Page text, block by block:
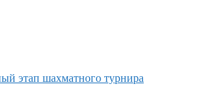
этап шахматного турнира